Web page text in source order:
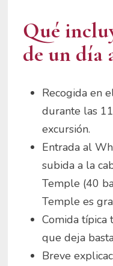
Qué
de un día
Recogida en
durante las
excursión.
Entrada al
subida a la
Temple (40
Temple es
Comida típica
que deja
Breve